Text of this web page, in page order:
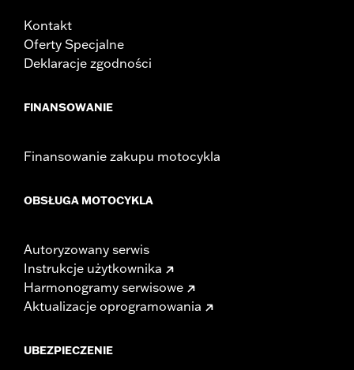
Kontakt
Oferty Specjalne
Deklaracje zgodności
FINANSOWANIE
Finansowanie zakupu motocykla
OBSŁUGA MOTOCYKLA
Autoryzowany serwis
Instrukcje użytkownika
Harmonogramy serwisowe
Aktualizacje oprogramowania
UBEZPIECZENIE